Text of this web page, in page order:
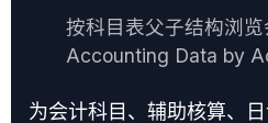
按科目表父子结构浏
Accounting Data by
为会计科目、辅助核算、